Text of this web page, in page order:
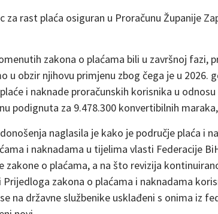
za rast plaća osiguran u Proračunu Županije
zakona o plaćama bili u završnoj fazi,
u obzir njihovu primjenu zbog čega je u 2026.
i naknade proračunskih korisnika u
podignuta za 9.478.300 konvertibilnih
naglasila je kako je područje plaća i
i naknadama u tijelima vlasti Federacije
zakone o plaćama, a na što revizija
zakona o plaćama i naknadama
na državne službenike usklađeni s onima iz